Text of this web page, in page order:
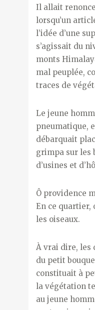
Il allait
lorsqu’un
l’idée d’une
s’agissait du
monts
mal peuplée,
traces de
Le jeune
pneumatique,
débarquait
grimpa sur les
d’usines et
Ô providence
En ce quartier,
les oiseaux.
À vrai dire, les
du petit
constituait à
la végétation
au jeune